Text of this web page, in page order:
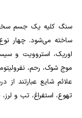
سنگ کلیه یک جسم سخت
ساخته می‌شود. چهار
اوریک، استروویت و
موج شوک، رحم،
علائم شایع عبارتند از
تهوع، استفراغ، تب و